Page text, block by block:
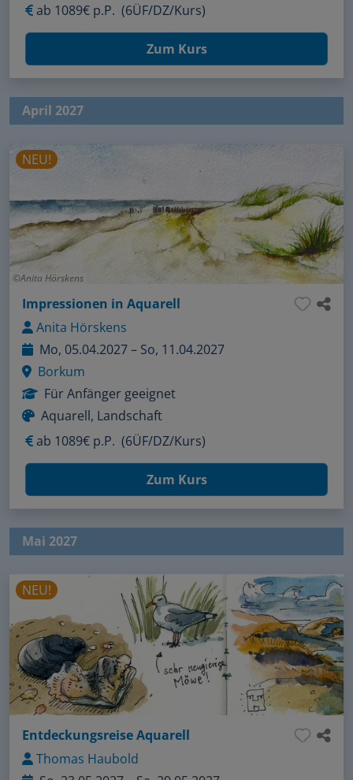
ab 1089€ p.P. (6ÜF/DZ/Kurs)
Zum Kurs
April 2027
Anita Hörskens
NEU!
Impressionen in Aquarell
Anita Hörskens
Mo, 05.04.2027 – So, 11.04.2027
Borkum
Für Anfänger geeignet
Aquarell, Landschaft
ab 1089€ p.P. (6ÜF/DZ/Kurs)
Zum Kurs
Mai 2027
NEU!
Entdeckungsreise Aquarell
Thomas Haubold